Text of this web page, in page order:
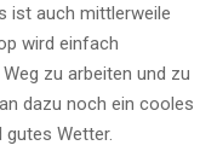
ist auch mittlerweile
wird einfach
zu arbeiten und zu
dazu noch ein cooles
Wetter.